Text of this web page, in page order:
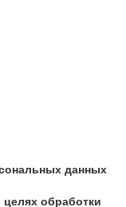
данных
целях обработки